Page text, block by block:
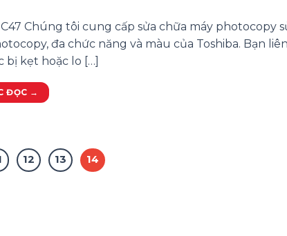
C47 Chúng tôi cung cấp sửa chữa máy photocopy
đa chức năng và màu của Toshiba. Bạn
bị kẹt hoặc lo […]
ĐỌC →
12 13 14